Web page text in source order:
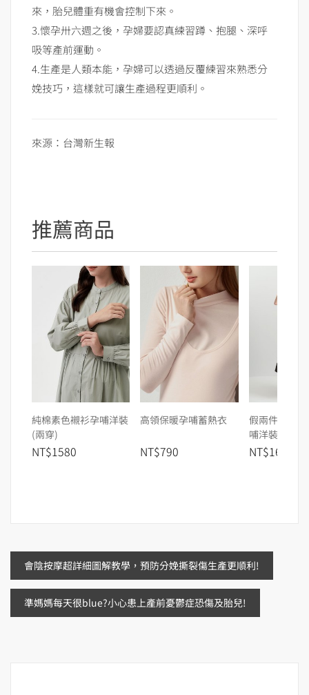
來，胎兒體重有機會控制下來。
3.懷孕卅六週之後，孕婦要認真練習蹲、抱腿、深呼
吸等產前運動。
4.生產是人類本能，孕婦可以透過反覆練習來熟悉分
娩技巧，這樣就可讓生產過程更順利。
來源：台灣新生報
推薦商品
純棉素色襯衫孕哺洋裝
(兩穿)
NT$1580
高領保暖孕哺蓄熱衣
NT$790
假兩件式細
哺洋裝
NT$1680
文
章
會陰按摩超詳細圖解教學，預防分娩撕裂傷生產更順利!
準媽媽每天很blue?小心患上產前憂鬱症恐傷及胎兒!